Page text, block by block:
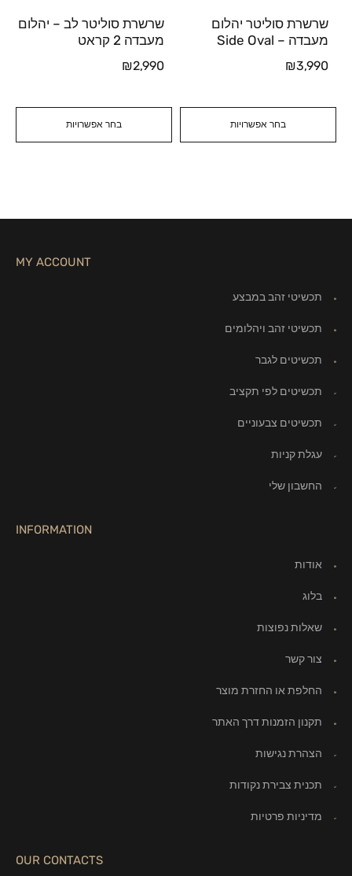
בחר אפשרויות
שרשרת סוליטר יהלום
מעבדה – Side Oval
₪3,990
בחר אפשרויות
שרשרת סוליטר לב – יהלום
מעבדה 2 קראט
₪2,990
MY ACCOUNT
תכשיטי זהב במבצע
תכשיטי זהב ויהלומים
תכשיטים לגבר
תכשיטים לפי תקציב
תכשיטים צבעוניים
עגלת קניות
החשבון שלי
INFORMATION
אודות
בלוג
שאלות נפוצות
צור קשר
החלפת או החזרת מוצר
תקנון הזמנות דרך האתר
הצהרת נגישות
תכנית צבירת נקודות
מדיניות פרטיות
OUR CONTACTS